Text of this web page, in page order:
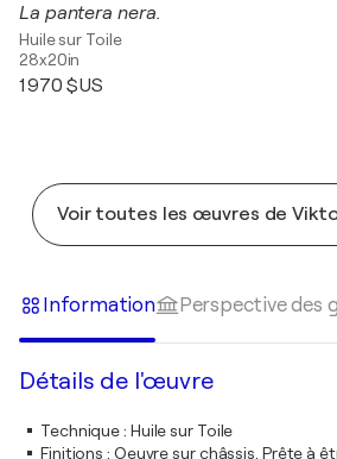
La pantera nera.
Huile sur Toile
28x20in
1 970 $US
Voir toutes les œuvres de
Information Perspective des
Détails de l'œuvre
Technique: Huile sur Toile
Finitions : Oeuvre sur châssis. Prête à